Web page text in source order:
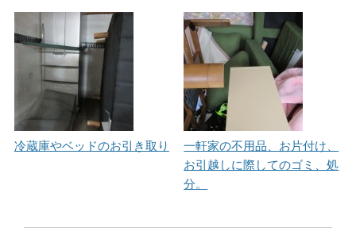
冷蔵庫やベッドのお引き取り
一軒家の不用品、お片付け、
お引越しに際してのゴミ、処
分。